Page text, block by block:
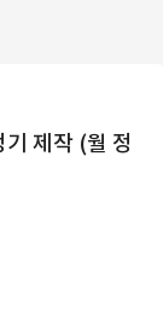
제작 (월 정